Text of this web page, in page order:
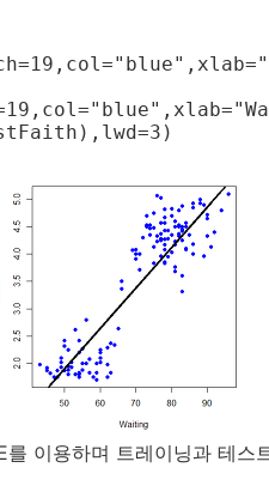
이용하며 트레이닝과 테스